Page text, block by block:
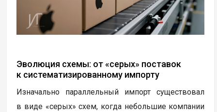
Эволюция схемы: от «серых» поставок
к систематизированному импорту
Изначально параллельный импорт существовал
в виде «серых» схем, когда небольшие компании